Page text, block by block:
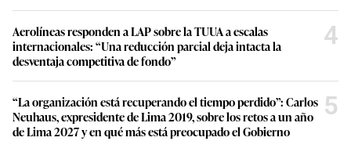
Aerolíneas responden a LAP sobre la TUUA a escalas
internacionales: “Una reducción parcial deja intacta la
desventaja competitiva de fondo”
4
“La organización está recuperando el tiempo perdido”: Carlos
Neuhaus, expresidente de Lima 2019, sobre los retos a un año
de Lima 2027 y en qué más está preocupado el Gobierno
5